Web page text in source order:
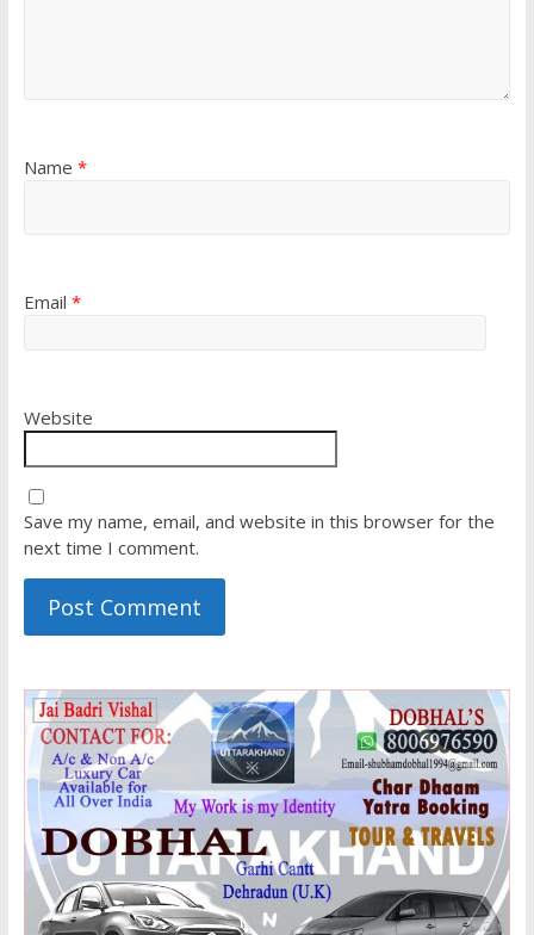
Name *
Email *
Website
Save my name, email, and website in this browser for the
next time I comment.